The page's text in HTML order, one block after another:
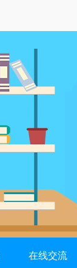
在线交流